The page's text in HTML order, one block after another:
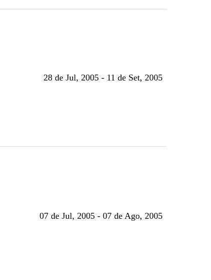
28 de Jul, 2005 - 11 de Set, 2005
07 de Jul, 2005 - 07 de Ago, 2005